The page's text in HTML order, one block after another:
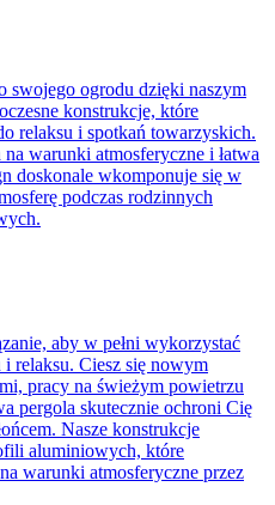
swojego ogrodu dzięki naszym
konstrukcje, które
relaksu i spotkań towarzyskich.
warunki atmosferyczne i łatwa
doskonale wkomponuje się w
podczas rodzinnych
aby w pełni wykorzystać
relaksu. Ciesz się nowym
pracy na świeżym powietrzu
pergola skutecznie ochroni Cię
Nasze konstrukcje
aluminiowych, które
warunki atmosferyczne przez